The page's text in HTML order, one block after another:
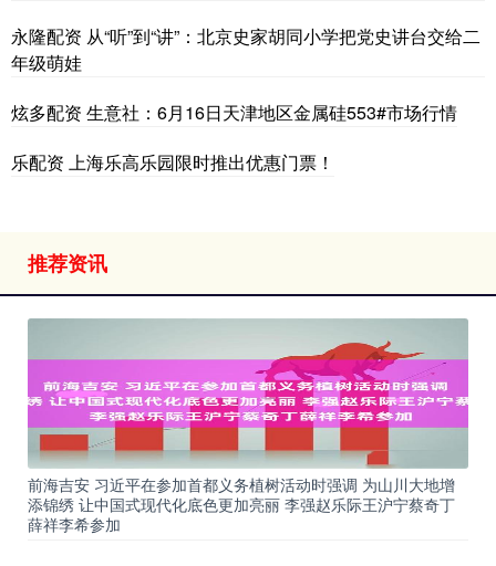
永隆配资 从“听”到“讲”：北京史家胡同小学把党史讲台交给二
年级萌娃
炫多配资 生意社：6月16日天津地区金属硅553#市场行情
乐配资 上海乐高乐园限时推出优惠门票！
推荐资讯
前海吉安 习近平在参加首都义务植树活动时强调 为山川大地增
添锦绣 让中国式现代化底色更加亮丽 李强赵乐际王沪宁蔡奇丁
薛祥李希参加